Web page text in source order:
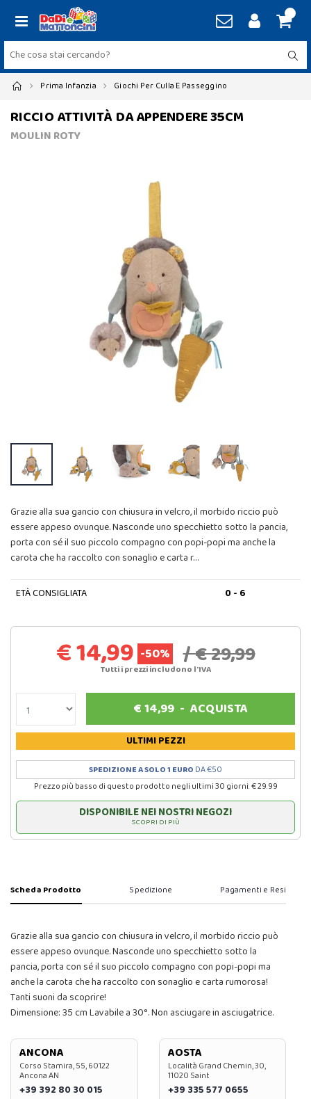
Prima Infanzia Giochi Per Culla E Passeggino
RICCIO ATTIVITÀ DA APPENDERE 35CM
MOULIN ROTY
Grazie alla sua gancio con chiusura in velcro, il morbido riccio può
essere appeso ovunque. Nasconde uno specchietto sotto la pancia,
porta con sé il suo piccolo compagno con popi-popi ma anche la
carota che ha raccolto con sonaglio e carta r…
ETÀ CONSIGLIATA 0 - 6
€ 14,99 -50% / € 29,99
Tutti i prezzi includono l'IVA
€14,99- ACQUISTA
ULTIMI PEZZI
SPEDIZIONE A SOLO 1 EURO DA €50
Prezzo più basso di questo prodotto negli ultimi 30 giorni: € 29.99
DISPONIBILE NEI NOSTRI NEGOZI
SCOPRI DI PIÙ
Scheda Prodotto Spedizione Pagamenti e Resi
Grazie alla sua gancio con chiusura in velcro, il morbido riccio può
essere appeso ovunque. Nasconde uno specchietto sotto la
pancia, porta con sé il suo piccolo compagno con popi-popi ma
anche la carota che ha raccolto con sonaglio e carta rumorosa!
Tanti suoni da scoprire!
Dimensione: 35 cm Lavabile a 30°. Non asciugare in asciugatrice.
ANCONA
Corso Stamira, 55, 60122
Ancona AN
+39 392 80 30 015
AOSTA
Località Grand Chemin, 30,
11020 Saint
+39 335 577 0655